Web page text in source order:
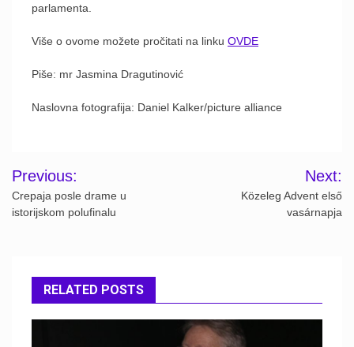
parlamenta.
Više o ovome možete pročitati na linku OVDE
Piše: mr Jasmina Dragutinović
Naslovna fotografija: Daniel Kalker/picture alliance
Post
navigation
Previous:
Crepaja posle drame u
istorijskom polufinalu
Next:
Közeleg Advent első
vasárnapja
RELATED POSTS